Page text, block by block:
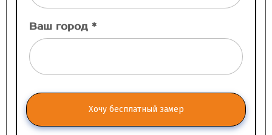
Ваш город *
Хочу бесплатный замер